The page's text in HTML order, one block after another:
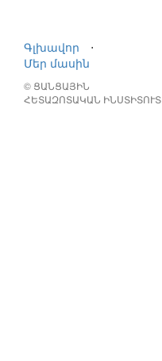
Գլխավոր
⋅
Մեր մասին
© ՑԱՆՑԱՅԻՆ
ՀԵՏԱԶՈՏԱԿԱՆ ԻՆՍՏԻՏՈՒՏ